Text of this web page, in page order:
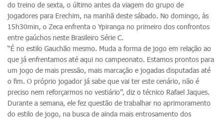
do treino de sexta, o último antes da viagem do grupo de
jogadores para Erechim, na manhã deste sábado. No domingo, às
15h30min, o Zeca enfrenta o Ypiranga no primeiro dos confrontos
entre gaúchos neste Brasileiro Série C.
“É no estilo Gauchão mesmo. Muda a forma de jogo em relação ao
que já enfrentamos até aqui no campeonato. Estamos prontos para
um jogo de mais pressão, mais marcação e jogadas disputadas até
o fim. O próprio jogador já sabe que vai ter este cenário, não é
preciso nem reforçarmos no vestiário”, diz o técnico Rafael Jaques.
Durante a semana, ele fez questão de trabalhar no aprimoramento
do estilo de jogo, na busca de ainda mais entrosamento dos